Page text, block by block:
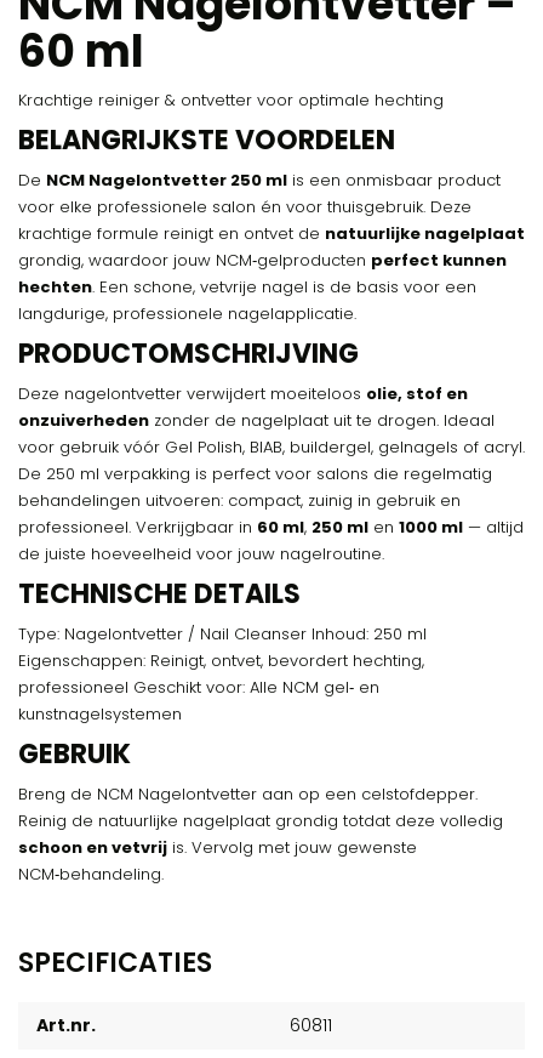
60 ml
Krachtige reiniger & ontvetter voor optimale hechting
BELANGRIJKSTE VOORDELEN
De NCM Nagelontvetter 250 ml is een onmisbaar product
voor elke professionele salon én voor thuisgebruik. Deze
krachtige formule reinigt en ontvet de natuurlijke nagelplaat
grondig, waardoor jouw NCM‑gelproducten perfect kunnen
hechten. Een schone, vetvrije nagel is de basis voor een
langdurige, professionele nagelapplicatie.
PRODUCTOMSCHRIJVING
Deze nagelontvetter verwijdert moeiteloos olie, stof en
onzuiverheden zonder de nagelplaat uit te drogen. Ideaal
voor gebruik vóór Gel Polish, BIAB, buildergel, gelnagels of acryl.
De 250 ml verpakking is perfect voor salons die regelmatig
behandelingen uitvoeren: compact, zuinig in gebruik en
professioneel. Verkrijgbaar in 60 ml, 250 ml en 1000 ml — altijd
de juiste hoeveelheid voor jouw nagelroutine.
TECHNISCHE DETAILS
Type: Nagelontvetter / Nail Cleanser Inhoud: 250 ml
Eigenschappen: Reinigt, ontvet, bevordert hechting,
professioneel Geschikt voor: Alle NCM gel‑ en
kunstnagelsystemen
GEBRUIK
Breng de NCM Nagelontvetter aan op een celstofdepper.
Reinig de natuurlijke nagelplaat grondig totdat deze volledig
schoon en vetvrij is. Vervolg met jouw gewenste
NCM‑behandeling.
SPECIFICATIES
Art.nr. 60811